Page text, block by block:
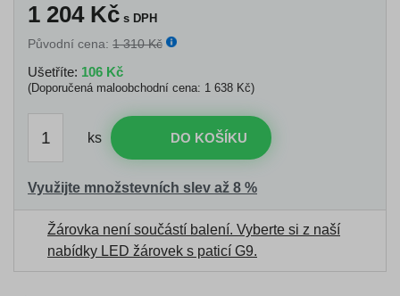
1 204Kč s DPH
Původní cena: 1 310 Kč
Ušetříte: 106 Kč
(Doporučená maloobchodní cena: 1 638 Kč)
ks DO KOŠÍKU
Využijte množstevních slev až 8 %
Žárovka není součástí balení. Vyberte si z naší
nabídky LED žárovek s paticí G9.